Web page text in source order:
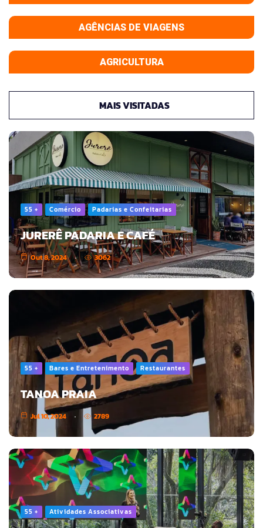
AGÊNCIAS DE VIAGENS
AGRICULTURA
MAIS VISITADAS
55 + Comércio Padarias e Confeitarias
JURERÊ PADARIA E CAFÉ
Out 8, 2024 3062
55 + Bares e Entretenimento Restaurantes
TANOA PRAIA
Jul 10, 2024 2789
55 + Atividades Associativas